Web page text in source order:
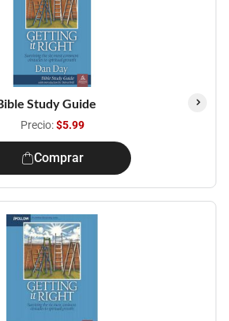
Study Guide
Precio:$5.99
Comprar